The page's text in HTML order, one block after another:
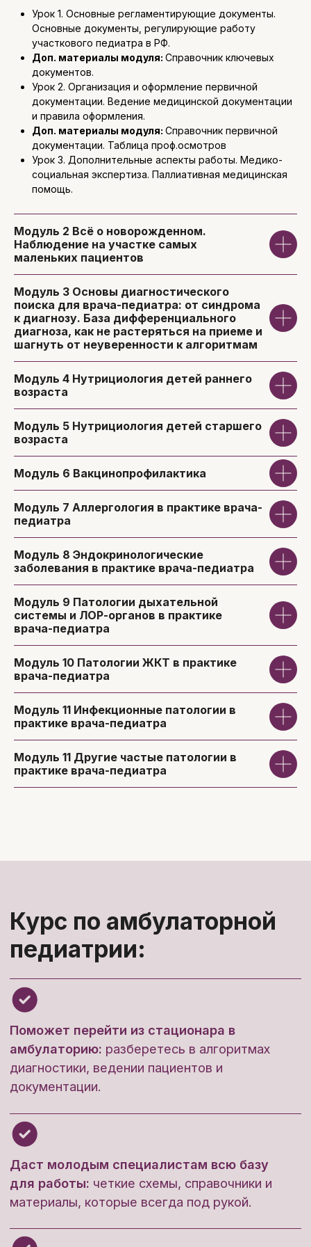
Урок 1. Основные регламентирующие документы.
Основные документы, регулирующие работу
участкового педиатра в РФ.
Доп. материалы модуля: Справочник ключевых
документов.
Урок 2. Организация и оформление первичной
документации. Ведение медицинской документации
и правила оформления.
Доп. материалы модуля: Справочник первичной
документации. Таблица проф.осмотров
Урок 3. Дополнительные аспекты работы. Медико-
социальная экспертиза. Паллиативная медицинская
помощь.
Модуль 2 Всё о новорожденном.
Наблюдение на участке самых
маленьких пациентов
Модуль 3 Основы диагностического
поиска для врача-педиатра: от синдрома
к диагнозу. База дифференциального
диагноза, как не растеряться на приеме и
шагнуть от неуверенности к алгоритмам
Модуль 4 Нутрициология детей раннего
возраста
Модуль 5 Нутрициология детей старшего
возраста
Модуль 6 Вакцинопрофилактика
Модуль 7 Аллергология в практике врача-
педиатра
Модуль 8 Эндокринологические
заболевания в практике врача-педиатра
Модуль 9 Патологии дыхательной
системы и ЛОР-органов в практике
врача-педиатра
Модуль 10 Патологии ЖКТ в практике
врача-педиатра
Модуль 11 Инфекционные патологии в
практике врача-педиатра
Модуль 11 Другие частые патологии в
практике врача-педиатра
Преподаватели
Кадырова Юлия
Врач-педиатр, врач УЗД
Обучается на на программе
докторнатуры в Харбинском
медицинском университете
Докладчик международных
конференций
Дементьева Юлия
Назымовна
Автор более 25 научных работ,
международных, российских,
региональных научно-практических
Усанова Светлана
Валерьевна
Врач-эндокринолог
Стаж работы 16 лет
Преподаватель кафедры педиатрии
Докладчик российских и